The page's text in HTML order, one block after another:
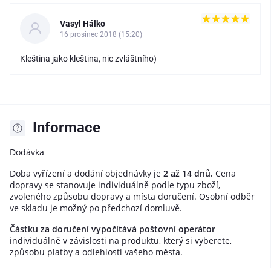
Vasyl Hálko
16 prosinec 2018 (15:20)
Kleština jako kleština, nic zvláštního)
Informace
Dodávka
Doba vyřízení a dodání objednávky je 2 až 14 dnů. Cena
dopravy se stanovuje individuálně podle typu zboží,
zvoleného způsobu dopravy a místa doručení. Osobní odběr
ve skladu je možný po předchozí domluvě.
Částku za doručení vypočítává poštovní operátor
individuálně v závislosti na produktu, který si vyberete,
způsobu platby a odlehlosti vašeho města.